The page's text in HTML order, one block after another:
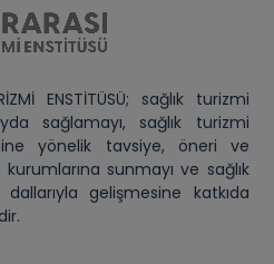
ENSTİTÜSÜ; sağlık turizmi
sağlamayı, sağlık turizmi
yönelik tavsiye, öneri ve
sunmayı ve sağlık
gelişmesine katkıda